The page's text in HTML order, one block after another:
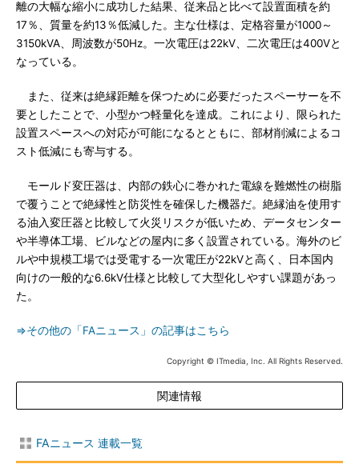
離の大幅な縮小に成功した結果、従来品と比べて設置面積を約
17％、質量を約13％低減した。主な仕様は、定格容量が1000～
3150kVA、周波数が50Hz。一次電圧は22kV、二次電圧は400Vと
なっている。
また、従来は絶縁距離を保つために必要だったスペーサーを不
要としたことで、小型かつ軽量化を達成。これにより、限られた
設置スペースへの対応が可能になるとともに、部材削減によるコ
スト低減にも寄与する。
モールド変圧器は、内部の鉄心に巻かれた電線を難燃性の樹脂
で覆うことで絶縁性と防災性を確保した機器だ。絶縁油を使用す
る油入変圧器と比較して火災リスクが低いため、データセンター
や半導体工場、ビルなどの屋内に多く設置されている。海外のビ
ルや中規模工場では受電する一次電圧が22kVと高く、日本国内
向けの一般的な6.6kV仕様と比較して大型化しやすい課題があっ
た。
⇒その他の「FAニュース」の記事はこちら
Copyright © ITmedia, Inc. All Rights Reserved.
関連情報
FAニュース 連載一覧